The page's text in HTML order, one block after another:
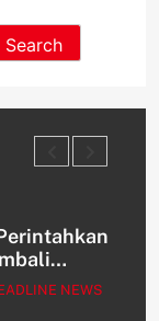
dan Gibran
NEWS